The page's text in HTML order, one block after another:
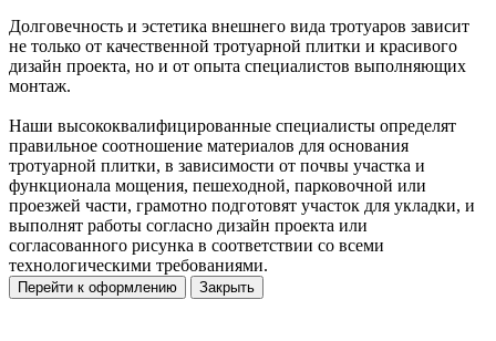
Долговечность и эстетика внешнего вида тротуаров зависит
не только от качественной тротуарной плитки и красивого
дизайн проекта, но и от опыта специалистов выполняющих
монтаж.
Наши высококвалифицированные специалисты определят
правильное соотношение материалов для основания
тротуарной плитки, в зависимости от почвы участка и
функционала мощения, пешеходной, парковочной или
проезжей части, грамотно подготовят участок для укладки, и
выполнят работы согласно дизайн проекта или
согласованного рисунка в соответствии со всеми
технологическими требованиями.
Перейти к оформлению Закрыть